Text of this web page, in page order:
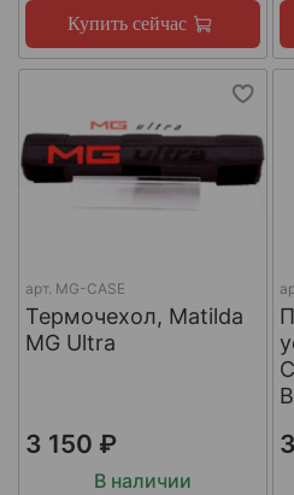
Купить сейчас
арт. MG-CASE
Термочехол, Matilda
MG Ultra
3 150 ₽
В наличии